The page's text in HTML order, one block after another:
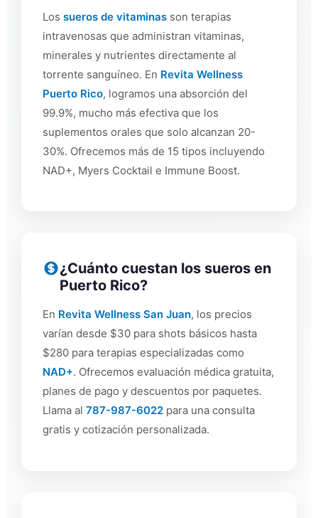
Los sueros de vitaminas son terapias
intravenosas que administran vitaminas,
minerales y nutrientes directamente al
torrente sanguíneo. En Revita Wellness
Puerto Rico, logramos una absorción del
99.9%, mucho más efectiva que los
suplementos orales que solo alcanzan 20-
30%. Ofrecemos más de 15 tipos incluyendo
NAD+, Myers Cocktail e Immune Boost.
¿Cuánto cuestan los sueros en
Puerto Rico?
En Revita Wellness San Juan, los precios
varían desde $30 para shots básicos hasta
$280 para terapias especializadas como
NAD+. Ofrecemos evaluación médica gratuita,
planes de pago y descuentos por paquetes.
Llama al 787-987-6022 para una consulta
gratis y cotización personalizada.